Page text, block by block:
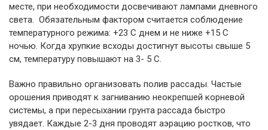
месте, при необходимости досвечивают лампами дневного
света. Обязательным фактором считается соблюдение
температурного режима: +23 С днем и не ниже +15 С
ночью. Когда хрупкие всходы достигнут высоты свыше 5
см, температуру повышают на 3- 5 С.
Важно правильно организовать полив рассады. Частые
орошения приводят к загниванию неокрепшей корневой
системы, а при пересыхании грунта рассада быстро
увядает. Каждые 2-3 дня проводят аэрацию ростков, что